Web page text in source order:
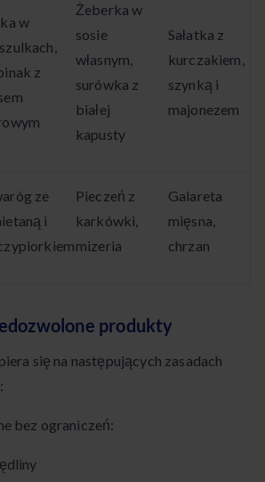
w
z
Żeberka w
sosie
własnym,
surówka z
białej
kapusty
Sałatka z
kurczakiem,
szynką i
majonezem
ze
i
Pieczeń z
karkówki,
mizeria
Galareta
mięsna,
chrzan
produkty
się na następujących zasadach
bez ograniczeń: